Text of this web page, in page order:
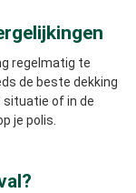
regelmatig te
de beste dekking
situatie of in de
je polis.